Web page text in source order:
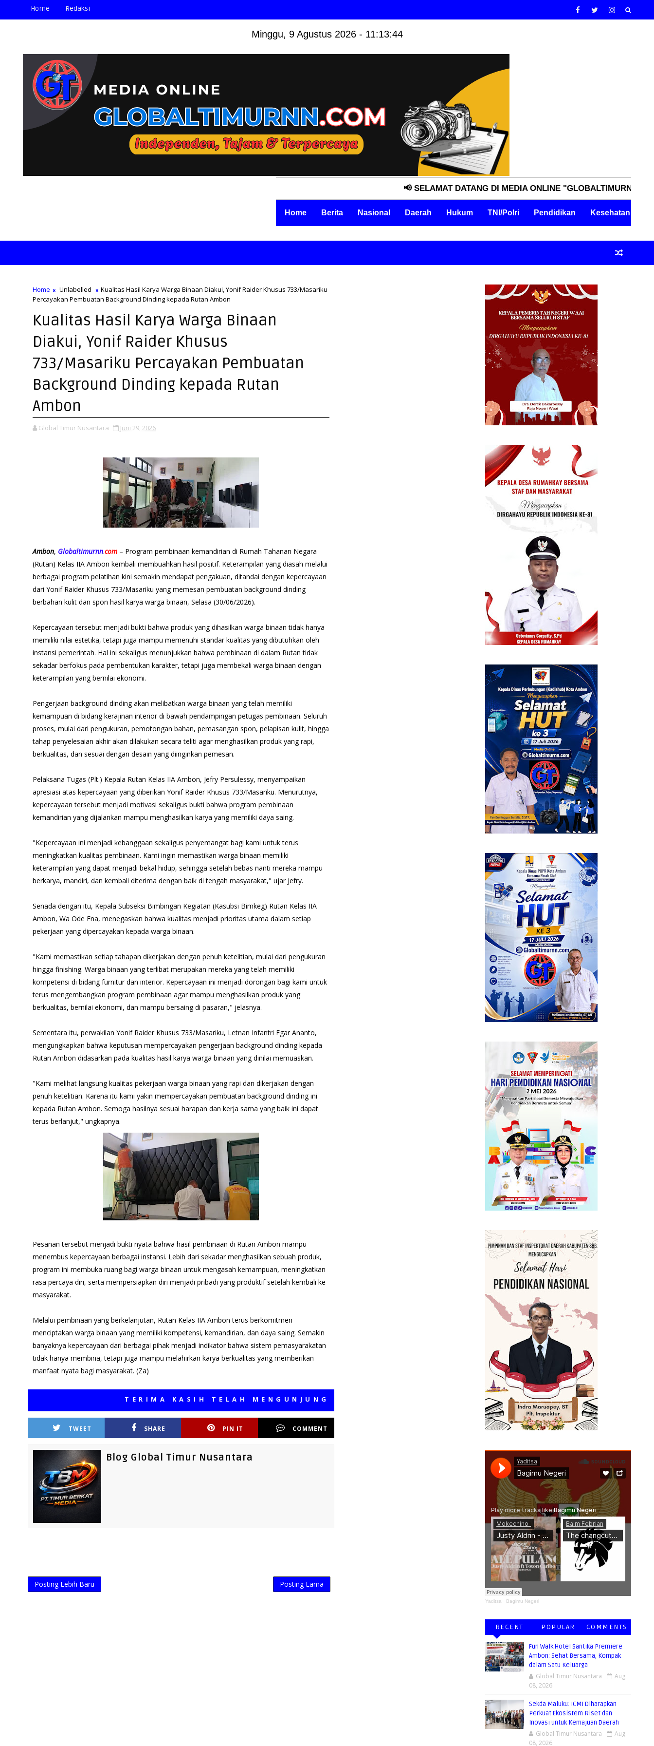
Home Redaksi
Minggu, 9 Agustus 2026 - 11:13:45
📢 SELAMAT DATANG DI MEDIA ONLINE "GLOBALTIMURNN.COM"
Home Berita Nasional Daerah Hukum TNI/Polri Pendidikan Kesehatan
Home Unlabelled
Kualitas Hasil Karya Warga Binaan Diakui, Yonif Raider Khusus 733/Masariku
Percayakan Pembuatan Background Dinding kepada Rutan Ambon
Kualitas Hasil Karya Warga Binaan
Diakui, Yonif Raider Khusus
733/Masariku Percayakan Pembuatan
Background Dinding kepada Rutan
Ambon
Global Timur Nusantara Juni 29, 2026
Ambon, Globaltimurnn.com – Program pembinaan kemandirian di Rumah Tahanan Negara
(Rutan) Kelas IIA Ambon kembali membuahkan hasil positif. Keterampilan yang diasah melalui
berbagai program pelatihan kini semakin mendapat pengakuan, ditandai dengan kepercayaan
dari Yonif Raider Khusus 733/Masariku yang memesan pembuatan background dinding
berbahan kulit dan spon hasil karya warga binaan, Selasa (30/06/2026).
Kepercayaan tersebut menjadi bukti bahwa produk yang dihasilkan warga binaan tidak hanya
memiliki nilai estetika, tetapi juga mampu memenuhi standar kualitas yang dibutuhkan oleh
instansi pemerintah. Hal ini sekaligus menunjukkan bahwa pembinaan di dalam Rutan tidak
sekadar berfokus pada pembentukan karakter, tetapi juga membekali warga binaan dengan
keterampilan yang bernilai ekonomi.
Pengerjaan background dinding akan melibatkan warga binaan yang telah memiliki
kemampuan di bidang kerajinan interior di bawah pendampingan petugas pembinaan. Seluruh
proses, mulai dari pengukuran, pemotongan bahan, pemasangan spon, pelapisan kulit, hingga
tahap penyelesaian akhir akan dilakukan secara teliti agar menghasilkan produk yang rapi,
berkualitas, dan sesuai dengan desain yang diinginkan pemesan.
Pelaksana Tugas (Plt.) Kepala Rutan Kelas IIA Ambon, Jefry Persulessy, menyampaikan
apresiasi atas kepercayaan yang diberikan Yonif Raider Khusus 733/Masariku. Menurutnya,
kepercayaan tersebut menjadi motivasi sekaligus bukti bahwa program pembinaan
kemandirian yang dijalankan mampu menghasilkan karya yang memiliki daya saing.
"Kepercayaan ini menjadi kebanggaan sekaligus penyemangat bagi kami untuk terus
meningkatkan kualitas pembinaan. Kami ingin memastikan warga binaan memiliki
keterampilan yang dapat menjadi bekal hidup, sehingga setelah bebas nanti mereka mampu
berkarya, mandiri, dan kembali diterima dengan baik di tengah masyarakat," ujar Jefry.
Senada dengan itu, Kepala Subseksi Bimbingan Kegiatan (Kasubsi Bimkeg) Rutan Kelas IIA
Ambon, Wa Ode Ena, menegaskan bahwa kualitas menjadi prioritas utama dalam setiap
pekerjaan yang dipercayakan kepada warga binaan.
"Kami memastikan setiap tahapan dikerjakan dengan penuh ketelitian, mulai dari pengukuran
hingga finishing. Warga binaan yang terlibat merupakan mereka yang telah memiliki
kompetensi di bidang furnitur dan interior. Kepercayaan ini menjadi dorongan bagi kami untuk
terus mengembangkan program pembinaan agar mampu menghasilkan produk yang
berkualitas, bernilai ekonomi, dan mampu bersaing di pasaran," jelasnya.
Sementara itu, perwakilan Yonif Raider Khusus 733/Masariku, Letnan Infantri Egar Ananto,
mengungkapkan bahwa keputusan mempercayakan pengerjaan background dinding kepada
Rutan Ambon didasarkan pada kualitas hasil karya warga binaan yang dinilai memuaskan.
"Kami melihat langsung kualitas pekerjaan warga binaan yang rapi dan dikerjakan dengan
penuh ketelitian. Karena itu kami yakin mempercayakan pembuatan background dinding ini
kepada Rutan Ambon. Semoga hasilnya sesuai harapan dan kerja sama yang baik ini dapat
terus berlanjut," ungkapnya.
Pesanan tersebut menjadi bukti nyata bahwa hasil pembinaan di Rutan Ambon mampu
menembus kepercayaan berbagai instansi. Lebih dari sekadar menghasilkan sebuah produk,
program ini membuka ruang bagi warga binaan untuk mengasah kemampuan, meningkatkan
rasa percaya diri, serta mempersiapkan diri menjadi pribadi yang produktif setelah kembali ke
masyarakat.
Melalui pembinaan yang berkelanjutan, Rutan Kelas IIA Ambon terus berkomitmen
menciptakan warga binaan yang memiliki kompetensi, kemandirian, dan daya saing. Semakin
banyaknya kepercayaan dari berbagai pihak menjadi indikator bahwa sistem pemasyarakatan
tidak hanya membina, tetapi juga mampu melahirkan karya berkualitas yang memberikan
manfaat nyata bagi masyarakat. (Za)
TERIMA KASIH TELAH MENGUNJUNGI MEDIA KAMI, SEMOGA BERMANFAAT
TWEET SHARE PIN IT COMMENT
Blog Global Timur Nusantara
Posting Lebih Baru Posting Lama
Yaditsa · Bagimu Negeri
RECENT POPULAR COMMENTS
Fun Walk Hotel Santika Premiere
Ambon: Sehat Bersama, Kompak
dalam Satu Keluarga
Global Timur Nusantara
Aug
08, 2026
Sekda Maluku: ICMI Diharapkan
Perkuat Ekosistem Riset dan
Inovasi untuk Kemajuan Daerah
Global Timur Nusantara
Aug
08, 2026